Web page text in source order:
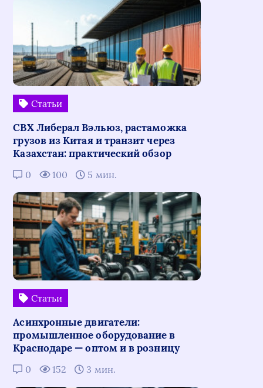
Статьи
СВХ Либерал Вэльюз, растаможка
грузов из Китая и транзит через
Казахстан: практический обзор
0 100 5 мин.
Статьи
Асинхронные двигатели:
промышленное оборудование в
Краснодаре — оптом и в розницу
0 152 3 мин.